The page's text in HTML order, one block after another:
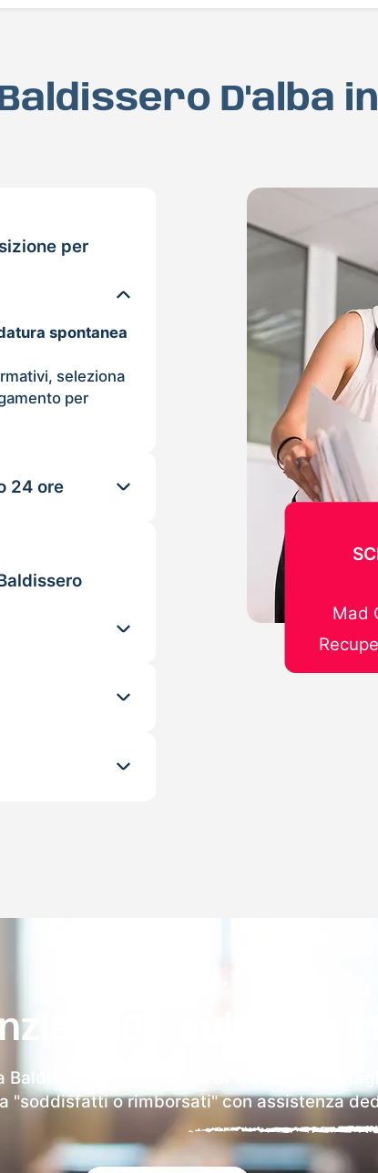
D'alba
per
spontanea
seleziona
per
24 ore
Mad
100% sulla tua
Baldissero D'alba riceverai via email i
"soddisfatti o rimborsati" con assistenza